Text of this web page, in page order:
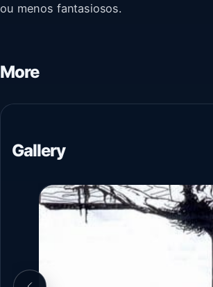
ou menos fantasiosos.
More
Gallery